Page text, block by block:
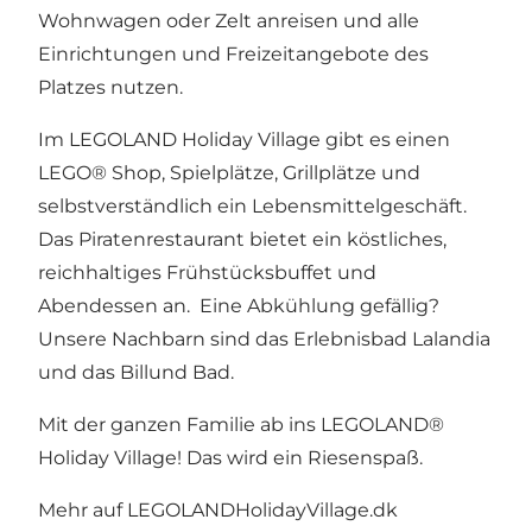
Wohnwagen oder Zelt anreisen und alle
Einrichtungen und Freizeitangebote des
Platzes nutzen.
Im LEGOLAND Holiday Village gibt es einen
LEGO® Shop, Spielplätze, Grillplätze und
selbstverständlich ein Lebensmittelgeschäft.
Das Piratenrestaurant bietet ein köstliches,
reichhaltiges Frühstücksbuffet und
Abendessen an. Eine Abkühlung gefällig?
Unsere Nachbarn sind das Erlebnisbad Lalandia
und das Billund Bad.
Mit der ganzen Familie ab ins LEGOLAND®
Holiday Village! Das wird ein Riesenspaß.
Mehr auf LEGOLANDHolidayVillage.dk